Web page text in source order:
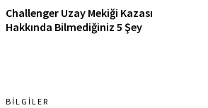
Challenger Uzay Mekiği Kazası
Hakkında Bilmediğiniz 5 Şey
BILGILER